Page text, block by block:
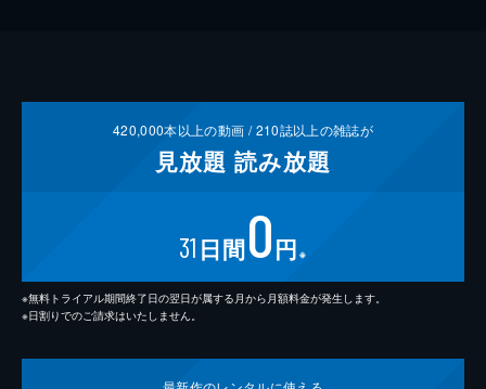
420,000本以上の動画 /210誌以上の雑誌が
見放題 読み放題
31 日間0円 ※
※無料トライアル期間終了日の翌日が属する月から月額料金が発生します。
※日割りでのご請求はいたしません。